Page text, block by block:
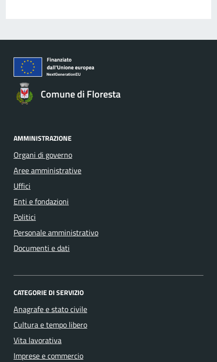
Comune di Floresta
AMMINISTRAZIONE
Organi di governo
Aree amministrative
Uffici
Enti e fondazioni
Politici
Personale amministrativo
Documenti e dati
CATEGORIE DI SERVIZIO
Anagrafe e stato civile
Cultura e tempo libero
Vita lavorativa
Imprese e commercio